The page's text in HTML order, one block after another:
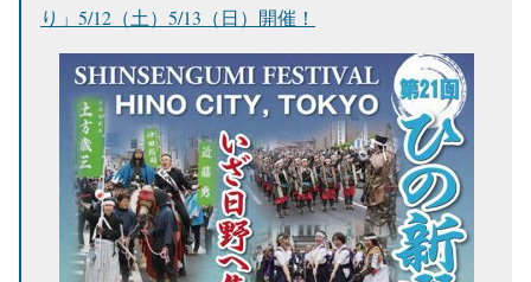
り」5/12（土）5/13（日）開催！